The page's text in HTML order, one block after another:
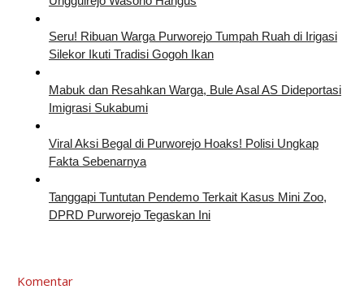
Seru! Ribuan Warga Purworejo Tumpah Ruah di Irigasi
Silekor Ikuti Tradisi Gogoh Ikan
Mabuk dan Resahkan Warga, Bule Asal AS Dideportasi
Imigrasi Sukabumi
Viral Aksi Begal di Purworejo Hoaks! Polisi Ungkap
Fakta Sebenarnya
Tanggapi Tuntutan Pendemo Terkait Kasus Mini Zoo,
DPRD Purworejo Tegaskan Ini
Komentar